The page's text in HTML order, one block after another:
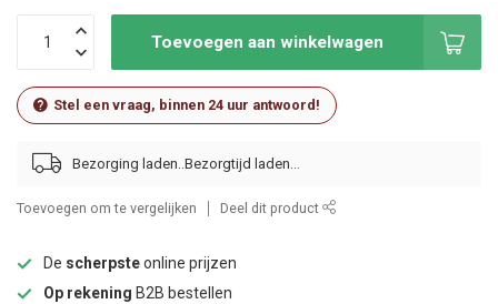
Toevoegen aan winkelwagen
Stel een vraag, binnen 24 uur antwoord!
Bezorging laden..
Toevoegen om te vergelijken Deel dit product
De scherpsteonline prijzen
Op rekening B2B bestellen